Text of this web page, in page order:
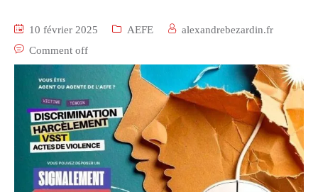
10 février 2025 AEFE
alexandrebezardin.fr
Comment off